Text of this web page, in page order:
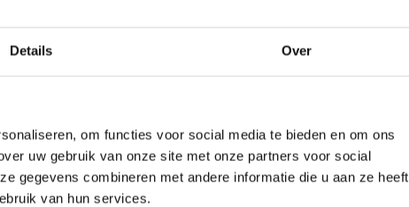
Details Over
om functies voor social media te bieden en om ons
uw gebruik van onze site met onze partners voor social
gegevens combineren met andere informatie die u aan ze heeft
van hun services.